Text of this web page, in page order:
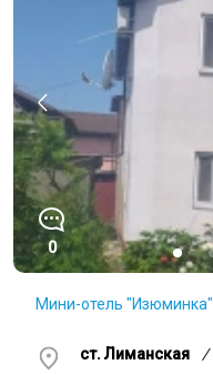
0
Мини-отель "Изюминка"
ст. Лиманская /